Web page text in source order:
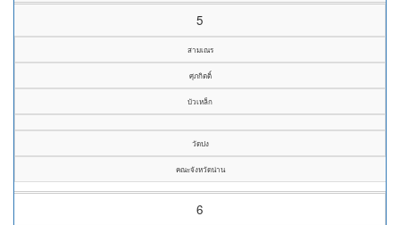
5
สามเณร
ศุภกิตติ์
บัวเหล็ก
วัดปง
คณะจังหวัดน่าน
6